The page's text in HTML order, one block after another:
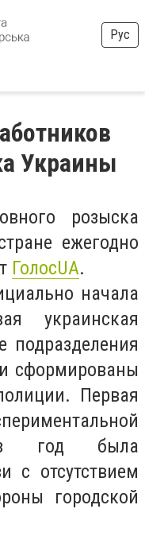
Рус
Украины
розыска
ежегодно
ГолосUA.
начала
украинская
подразделения
сформированы
Первая
год была
с отсутствием
городской